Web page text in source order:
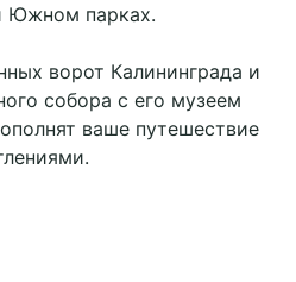
Южном парках.
ворот Калининграда и
собора с его музеем
ваше путешествие